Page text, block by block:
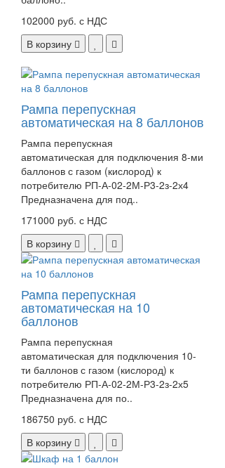
102000 руб. с НДС
В корзину
Рампа перепускная
автоматическая на 8 баллонов
Рампа перепускная
автоматическая для подключения 8-ми
баллонов с газом (кислород) к
потребителю РП-А-02-2М-Р3-2з-2х4
Предназначена для под..
171000 руб. с НДС
В корзину
Рампа перепускная
автоматическая на 10
баллонов
Рампа перепускная
автоматическая для подключения 10-
ти баллонов с газом (кислород) к
потребителю РП-А-02-2М-Р3-2з-2х5
Предназначена для по..
186750 руб. с НДС
В корзину